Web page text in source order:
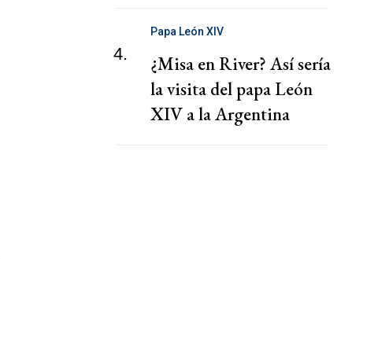
4.
Papa León XIV
¿Misa en River? Así sería
la visita del papa León
XIV a la Argentina